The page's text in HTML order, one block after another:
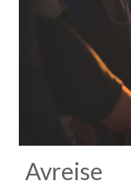
Avreise